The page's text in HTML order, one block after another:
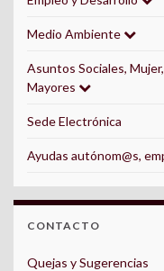
Medio Ambiente
Asuntos Sociales,
Mayores
Sede Electrónica
Ayudas autónom@s,
CONTACTO
Quejas y Sugerencias